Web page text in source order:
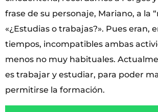
frase de su personaje, Mariano, a la
«¿Estudias o trabajas?». Pues eran,
tiempos, incompatibles ambas
menos no muy habituales.
es trabajar y estudiar, para poder
permitirse la formación.